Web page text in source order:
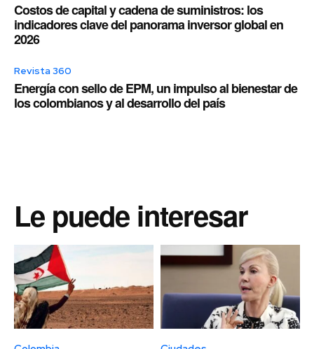
Costos de capital y cadena de suministros: los
indicadores clave del panorama inversor global en
2026
Revista 360
Energía con sello de EPM, un impulso al bienestar de
los colombianos y al desarrollo del país
Le puede interesar